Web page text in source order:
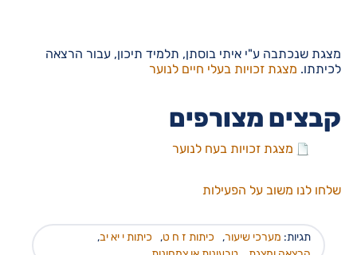
מצגת שנכתבה ע"י איתי בוסתן, תלמיד תיכון, עבור הרצאה
לכיתתו. מצגת זכויות בעלי חיים לנוער
קבצים מצורפים
מצגת זכויות בעח לנוער
שלחו לנו משוב על הפעילות
תגיות: מערכי שיעור, כיתות ז ח ט, כיתות י יא יב,